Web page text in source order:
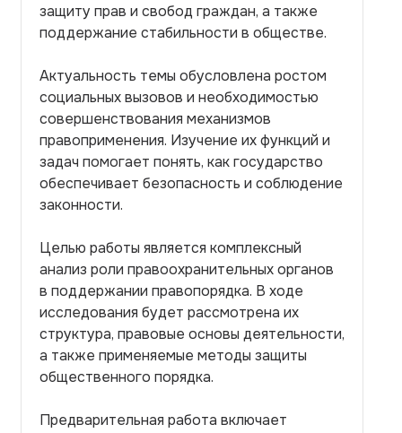
защиту прав и свобод граждан, а также
поддержание стабильности в обществе.
Актуальность темы обусловлена ростом
социальных вызовов и необходимостью
совершенствования механизмов
правоприменения. Изучение их функций и
задач помогает понять, как государство
обеспечивает безопасность и соблюдение
законности.
Целью работы является комплексный
анализ роли правоохранительных органов
в поддержании правопорядка. В ходе
исследования будет рассмотрена их
структура, правовые основы деятельности,
а также применяемые методы защиты
общественного порядка.
Предварительная работа включает